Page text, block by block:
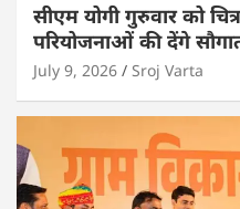
सीएम योगी गुरुवार को
परियोजनाओं की देंगे
July 9, 2026 Sroj Varta